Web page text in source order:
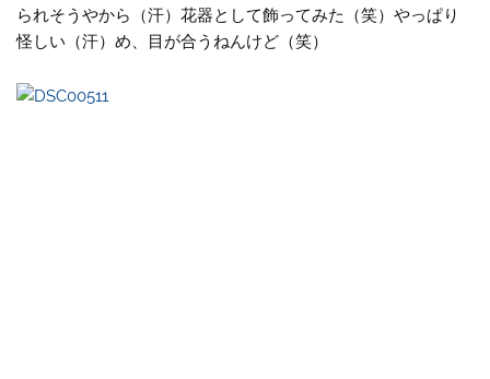
られそうやから（汗）花器として飾ってみた（笑）やっぱり
怪しい（汗）め、目が合うねんけど（笑）